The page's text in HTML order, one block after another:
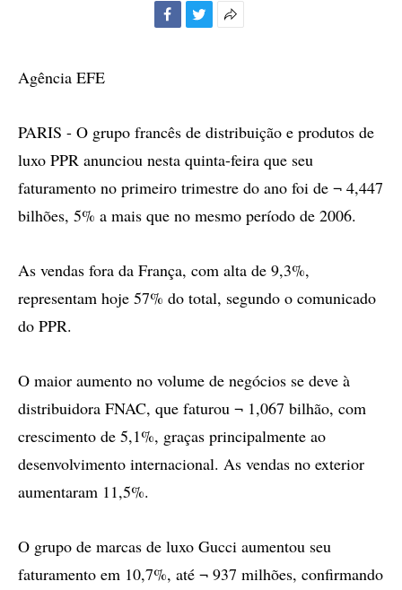
Agência EFE
PARIS - O grupo francês de distribuição e produtos de
luxo PPR anunciou nesta quinta-feira que seu
faturamento no primeiro trimestre do ano foi de ¬ 4,447
bilhões, 5% a mais que no mesmo período de 2006.
As vendas fora da França, com alta de 9,3%,
representam hoje 57% do total, segundo o comunicado
do PPR.
O maior aumento no volume de negócios se deve à
distribuidora FNAC, que faturou ¬ 1,067 bilhão, com
crescimento de 5,1%, graças principalmente ao
desenvolvimento internacional. As vendas no exterior
aumentaram 11,5%.
O grupo de marcas de luxo Gucci aumentou seu
faturamento em 10,7%, até ¬ 937 milhões, confirmando